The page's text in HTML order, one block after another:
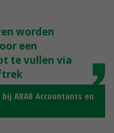
worden
een
te vullen via
ABAB Accountants en